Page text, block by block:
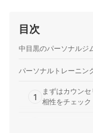
トゥエンティー
テンションの高
ービスの良かっ
て、トレーナー
しいフォームで
目次
中目黒のパーソナルジ
パーソナルトレーニン
1
まずはカウン
相性をチェック
目的や通いた